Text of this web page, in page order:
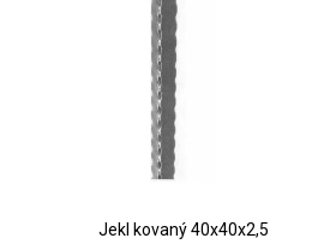
Jekl kovaný 40x40x2,5